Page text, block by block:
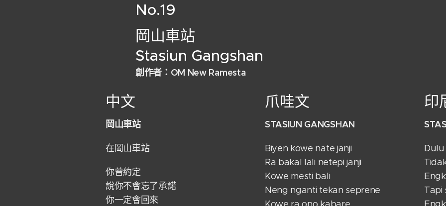
No.19
岡山車站
Stasiun Gangshan
創作者： OM New Ramesta
中文
岡山車站
在岡山車站
你曾約定
說你不會忘了承諾
你一定會回來
爪哇文
STASIUN GANGSHAN
Biyen kowe nate janji
Ra bakal lali netepi janji
Kowe mesti bali
Neng nganti tekan seprene
印
Tapi